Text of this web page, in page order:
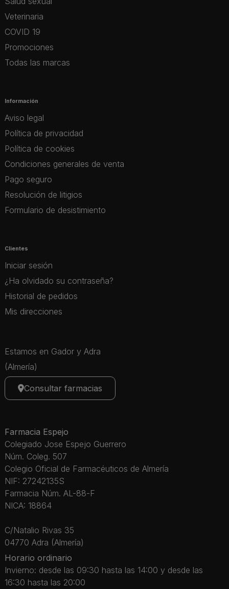
Veterinaria
COVID 19
Promociones
Todas las marcas
Información
Aviso legal
Política de privacidad
Política de cookies
Condiciones generales de venta
Pago seguro
Resolución de litigios
Formulario de desistimiento
Clientes
Iniciar sesión
¿Ha olvidado su contraseña?
Historial de pedidos
Mis direcciones
Estamos en Gador y Adra
(Almería)
Consultar farmacias
Farmacia Espejo
Colegiado Jose Espejo Guerrero
Núm. Coleg. 507
Colegio Oficial de Farmacéuticos de Almería
NIF: 27242135S
Farmacia Núm. AL-88-F
NICA: 18864
C/Natalio Rivas 35
04770 Adra (Almería)
Horario ordinario
Invierno: desde las 09:30 hasta las 14:00 y desde las
16:30 hasta las 20:00